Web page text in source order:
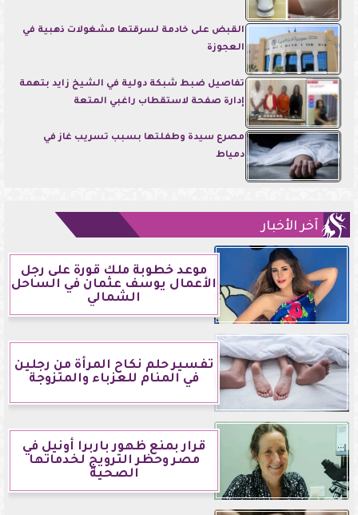
القبض على خادمة لسرقتها مشغولات ذهبية في
العجوزة
تفاصيل ضبط شبكة دولية في الشيخ زايد بتهمة
إدارة صفحة لاستقطاب راغبي المتعة
مصرع سيدة وطفلتها بسبب تسريب غاز في
دمياط
آخر الأخبار
موعد خطوبة ملك قورة على رجل
الأعمال يوسف عثمان في الساحل
الشمالي
تفسير حلم نكاح المرأة من رجلين
في المنام للعزباء والمتزوجة
قرار بمنع ظهور باربرا أونيل في
مصر وحظر الترويج لخدماتها
الصحية